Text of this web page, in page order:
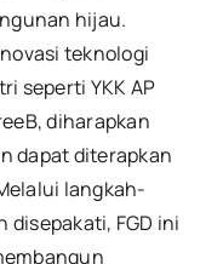
hijau.
teknologi
seperti YKK AP
diharapkan
dapat diterapkan
langkah-
FGD ini